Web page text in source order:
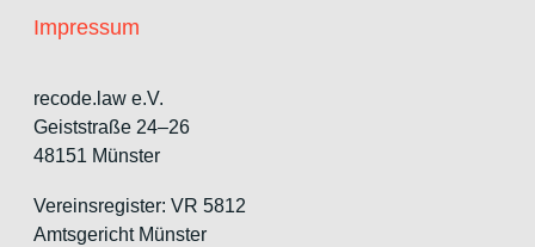
Impressum
recode.law e.V.
Geiststraße 24–26
48151 Münster
Vereinsregister: VR 5812
Amtsgericht Münster